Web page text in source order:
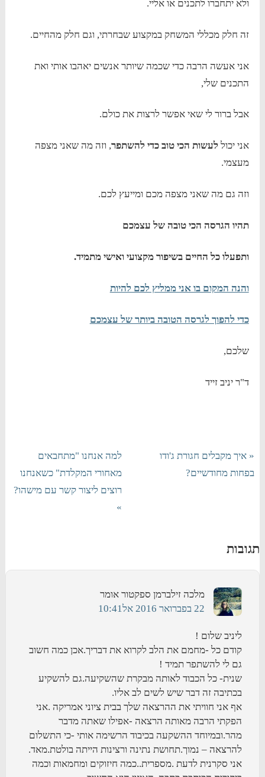
ולא יתחברו לתכנים או אליי.
זה חלק מכללי המשחק במקצוע שבחרתי, וגם חלק מהחיים.
אני אעשה הרבה כדי שכמה שיותר אנשים יאהבו אותי ואת
התכנים שלי,
אבל ברור לי שאי אפשר לרצות את כולם.
אני יכול לעשות הכי טוב כדי להשתפר, וזה מה שאני מצפה
מעצמי.
וזה גם מה שאני מצפה מכם ומייעץ לכם.
תהיו הגרסה הכי טובה של עצמכם
ותפעלו כל החיים בשיפור מקצועי ואישי מתמיד.
והנה המקום בו אני ממליץ לכם להיות
כדי להפוך לגרסה הטובה ביותר של עצמכם
שלכם,
ד"ר יניב זייד
« איך מקבלים חגורת ג'ודו
בפחות מחודשיים?
למה אנחנו "מתחבאים
מאחורי המקלדת" כשאנחנו
רוצים ליצור קשר עם מישהו?
»
תגובות
מלכה זילברמן ספקטור אומר
22 בפברואר 2016 אל10:41
ליניב שלום !
קודם כל -מחמם את הלב לקרוא את דבריך.אכן כמה חשוב
גם לי להשתפר תמיד !
שנית- כל הכבוד לאותה מבקרת שהשקיעה.גם להשקיע
בכתיבה זה דבר שיש לשים לב אליו.
אף אני חוויתי את ההרצאה שלך בבית ציוני אמריקה .אני
הפקתי הרבה מאותה הרצאה -אפילו שאתה מדבר
מהר.ובמיוחד ההשקעה בכיבוד הרשימה אותי -כי התשלום
להרצאה – נמוך.תחושת נתינה ורצינות הייתה בולטת.מאד.
אני סקרנית לדעת .מספרית..כמה חיזוקים ומחמאות וכמה